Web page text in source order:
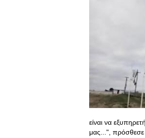
είναι να
μας...", πρόσθεσε